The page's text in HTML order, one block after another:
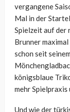
vergangene
Mal in der
Spielzeit auf der
Brunner
schon seit
königsblaue
mehr Spielpraxis
Und wie der